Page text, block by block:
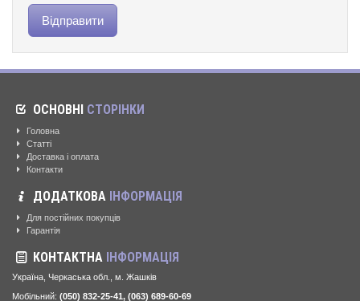
ОСНОВНІ СТОРІНКИ
Головна
Статті
Доставка і оплата
Контакти
ДОДАТКОВА ІНФОРМАЦІЯ
Для постійних покупців
Гарантія
КОНТАКТНА ІНФОРМАЦІЯ
Україна, Черкаська обл., м. Жашків
Мобільний: (050) 832-25-41, (063) 689-60-69